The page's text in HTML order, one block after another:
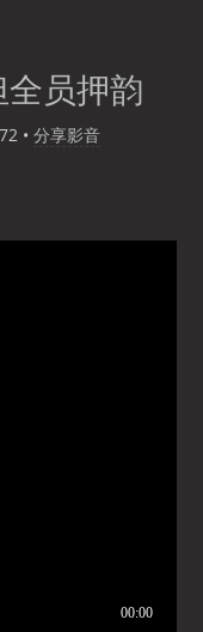
全员押韵
• 分享影音